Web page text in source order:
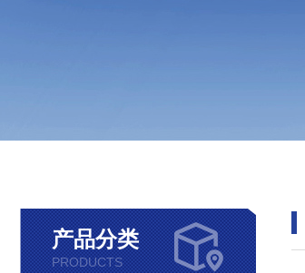
产品分类
PRODUCTS